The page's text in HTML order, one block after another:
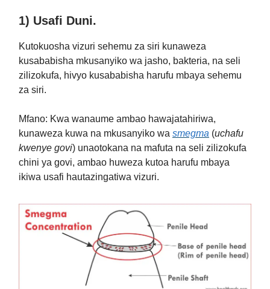
1) Usafi Duni.
Kutokuosha vizuri sehemu za siri kunaweza
kusababisha mkusanyiko wa jasho, bakteria, na seli
zilizokufa, hivyo kusababisha harufu mbaya sehemu
za siri.
Mfano: Kwa wanaume ambao hawajatahiriwa,
kunaweza kuwa na mkusanyiko wa smegma (uchafu
kwenye govi) unaotokana na mafuta na seli zilizokufa
chini ya govi, ambao huweza kutoa harufu mbaya
ikiwa usafi hautazingatiwa vizuri.